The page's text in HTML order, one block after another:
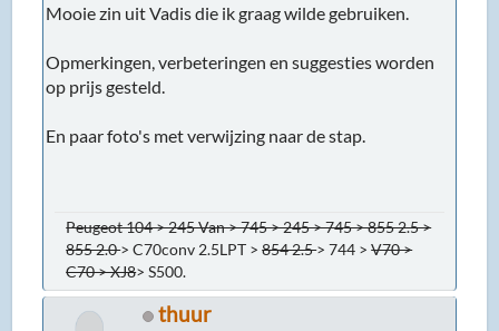
Mooie zin uit Vadis die ik graag wilde gebruiken.
Opmerkingen, verbeteringen en suggesties worden
op prijs gesteld.
En paar foto's met verwijzing naar de stap.
Peugeot 104 > 245 Van > 745 > 245 > 745 > 855 2.5 >
855 2.0> C70conv 2.5LPT >854 2.5> 744 >V70 >
C70 > XJ8> S500.
thuur